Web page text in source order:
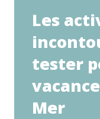
Les
tester
Mer